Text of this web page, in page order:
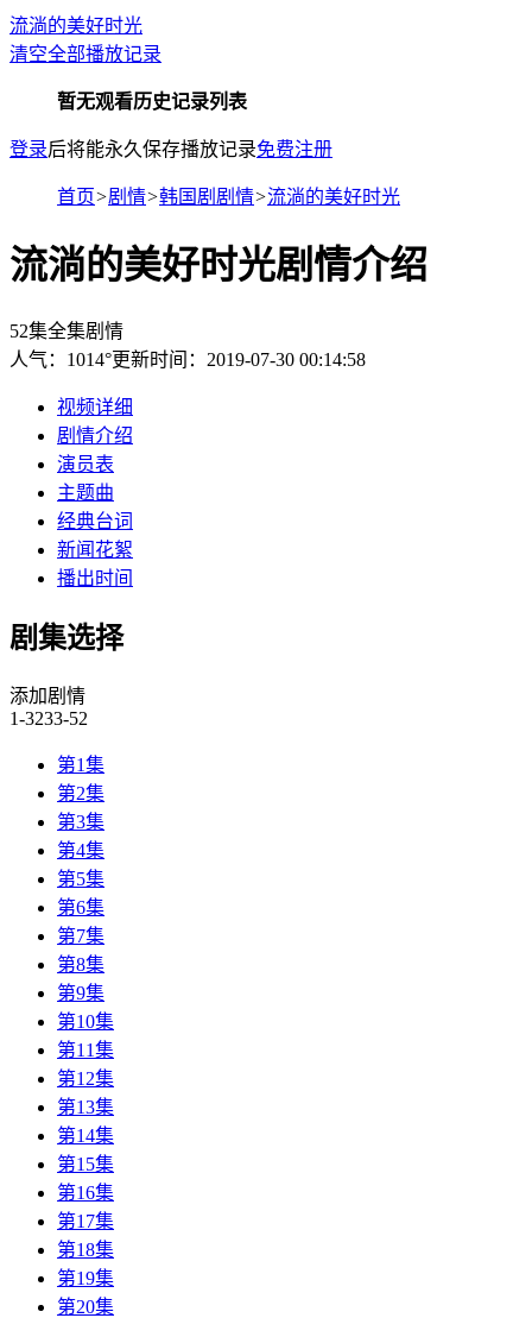
流淌的美好时光
清空全部播放记录
暂无观看历史记录列表
登录后将能永久保存播放记录免费注册
首页>剧情>韩国剧剧情>流淌的美好时光
流淌的美好时光剧情介绍
52集全集剧情
人气： 1014°更新时间：2019-07-30 00:14:58
视频详细
剧情介绍
演员表
主题曲
经典台词
新闻花絮
播出时间
剧集选择
添加剧情
1-3233-52
第1集
第2集
第3集
第4集
第5集
第6集
第7集
第8集
第9集
第10集
第11集
第12集
第13集
第14集
第15集
第16集
第17集
第18集
第19集
第20集